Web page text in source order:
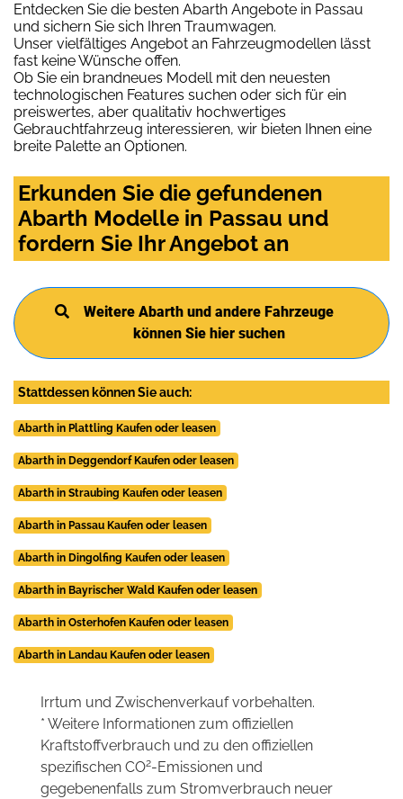
Entdecken Sie die besten Abarth Angebote in Passau
und sichern Sie sich Ihren Traumwagen.
Unser vielfältiges Angebot an Fahrzeugmodellen lässt
fast keine Wünsche offen.
Ob Sie ein brandneues Modell mit den neuesten
technologischen Features suchen oder sich für ein
preiswertes, aber qualitativ hochwertiges
Gebrauchtfahrzeug interessieren, wir bieten Ihnen eine
breite Palette an Optionen.
Erkunden Sie die gefundenen
Abarth Modelle in Passau und
fordern Sie Ihr Angebot an
Weitere Abarth und andere Fahrzeuge
können Sie hier suchen
Stattdessen können Sie auch:
Abarth in Plattling Kaufen oder leasen
Abarth in Deggendorf Kaufen oder leasen
Abarth in Straubing Kaufen oder leasen
Abarth in Passau Kaufen oder leasen
Abarth in Dingolfing Kaufen oder leasen
Abarth in Bayrischer Wald Kaufen oder leasen
Abarth in Osterhofen Kaufen oder leasen
Abarth in Landau Kaufen oder leasen
Irrtum und Zwischenverkauf vorbehalten.
* Weitere Informationen zum offiziellen
Kraftstoffverbrauch und zu den offiziellen
spezifischen CO2-Emissionen und
gegebenenfalls zum Stromverbrauch neuer